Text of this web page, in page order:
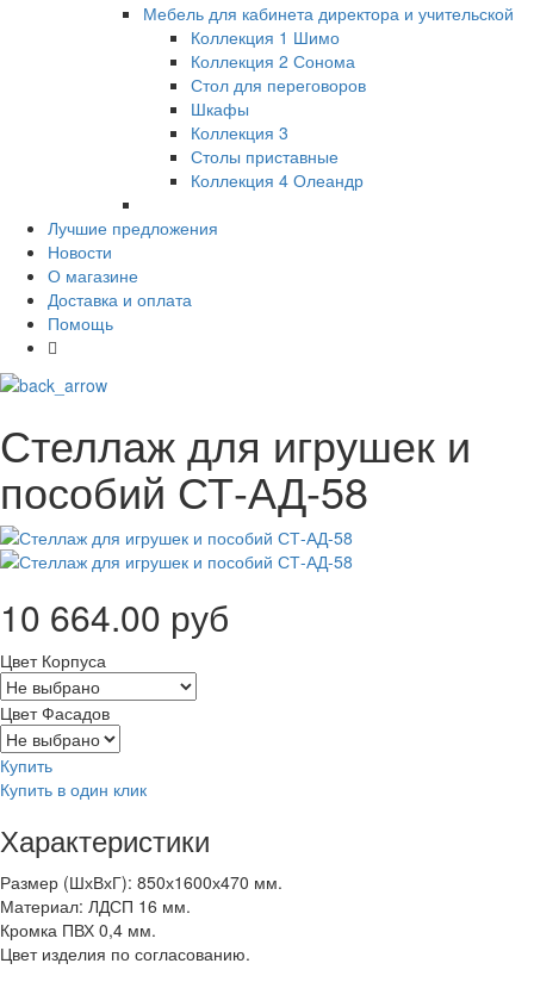
Мебель для кабинета директора и учительской
Коллекция 1 Шимо
Коллекция 2 Сонома
Стол для переговоров
Шкафы
Коллекция 3
Столы приставные
Коллекция 4 Олеандр
Лучшие предложения
Новости
О магазине
Доставка и оплата
Помощь
Стеллаж для игрушек и
пособий СТ-АД-58
10 664.00 руб
Цвет Корпуса
Цвет Фасадов
Купить
Купить в один клик
Характеристики
Размер (ШхВхГ): 850х1600х470 мм.
Материал: ЛДСП 16 мм.
Кромка ПВХ 0,4 мм.
Цвет изделия по согласованию.